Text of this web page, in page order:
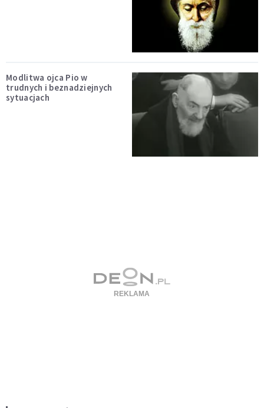
Modlitwa ojca Pio w
trudnych i beznadziejnych
sytuacjach